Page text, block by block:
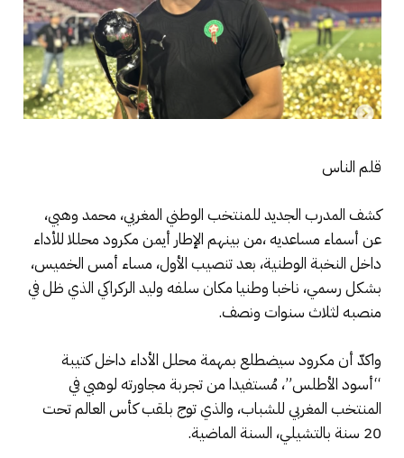
قلم الناس
كشف المدرب الجديد للمنتخب الوطني المغربي، محمد وهبي،
عن أسماء مساعديه ،من بينهم الإطار أيمن مكرود محللا للأداء
داخل النخبة الوطنية، بعد تنصيب الأول، مساء أمس الخميس،
بشكل رسمي، ناخبا وطنيا مكان سلفه وليد الركراكي الذي ظل في
منصبه لثلاث سنوات ونصف.
واكدّ أن مكرود سيضطلع بمهمة محلل الأداء داخل كتيبة
“أسود الأطلس”، مُستفيدا من تجربة مجاورته لوهبي في
المنتخب المغربي للشباب، والذي توج بلقب كأس العالم تحت
20 سنة بالتشيلي، السنة الماضية.